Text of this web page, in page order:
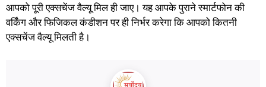
आपको पूरी एक्सचेंज वैल्यू मिल ही जाए। यह आपके पुराने स्मार्टफोन की
वर्किंग और फिजिकल कंडीशन पर ही निर्भर करेगा कि आपको कितनी
एक्सचेंज वैल्यू मिलती है।